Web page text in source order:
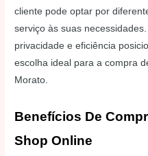
cliente pode optar por
serviço às suas
privacidade e eficiência
escolha ideal para a compra
Morato.
Benefícios De
Shop Online